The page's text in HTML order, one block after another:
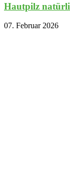
Hautpilz
07. Februar 2026